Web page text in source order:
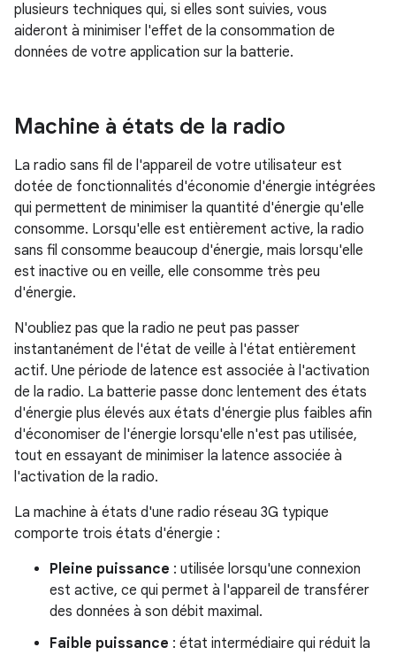
plusieurs techniques qui, si elles sont suivies, vous
aideront à minimiser l'effet de la consommation de
données de votre application sur la batterie.
Machine à états de la radio
La radio sans fil de l'appareil de votre utilisateur est
dotée de fonctionnalités d'économie d'énergie intégrées
qui permettent de minimiser la quantité d'énergie qu'elle
consomme. Lorsqu'elle est entièrement active, la radio
sans fil consomme beaucoup d'énergie, mais lorsqu'elle
est inactive ou en veille, elle consomme très peu
d'énergie.
N'oubliez pas que la radio ne peut pas passer
instantanément de l'état de veille à l'état entièrement
actif. Une période de latence est associée à l'activation
de la radio. La batterie passe donc lentement des états
d'énergie plus élevés aux états d'énergie plus faibles afin
d'économiser de l'énergie lorsqu'elle n'est pas utilisée,
tout en essayant de minimiser la latence associée à
l'activation de la radio.
La machine à états d'une radio réseau 3G typique
comporte trois états d'énergie :
Pleine puissance : utilisée lorsqu'une connexion
est active, ce qui permet à l'appareil de transférer
des données à son débit maximal.
Faible puissance : état intermédiaire qui réduit la